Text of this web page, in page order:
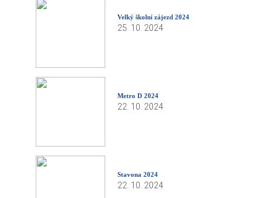
Velký školní zájezd 2024
25. 10. 2024
Metro D 2024
22. 10. 2024
Stavona 2024
22. 10. 2024